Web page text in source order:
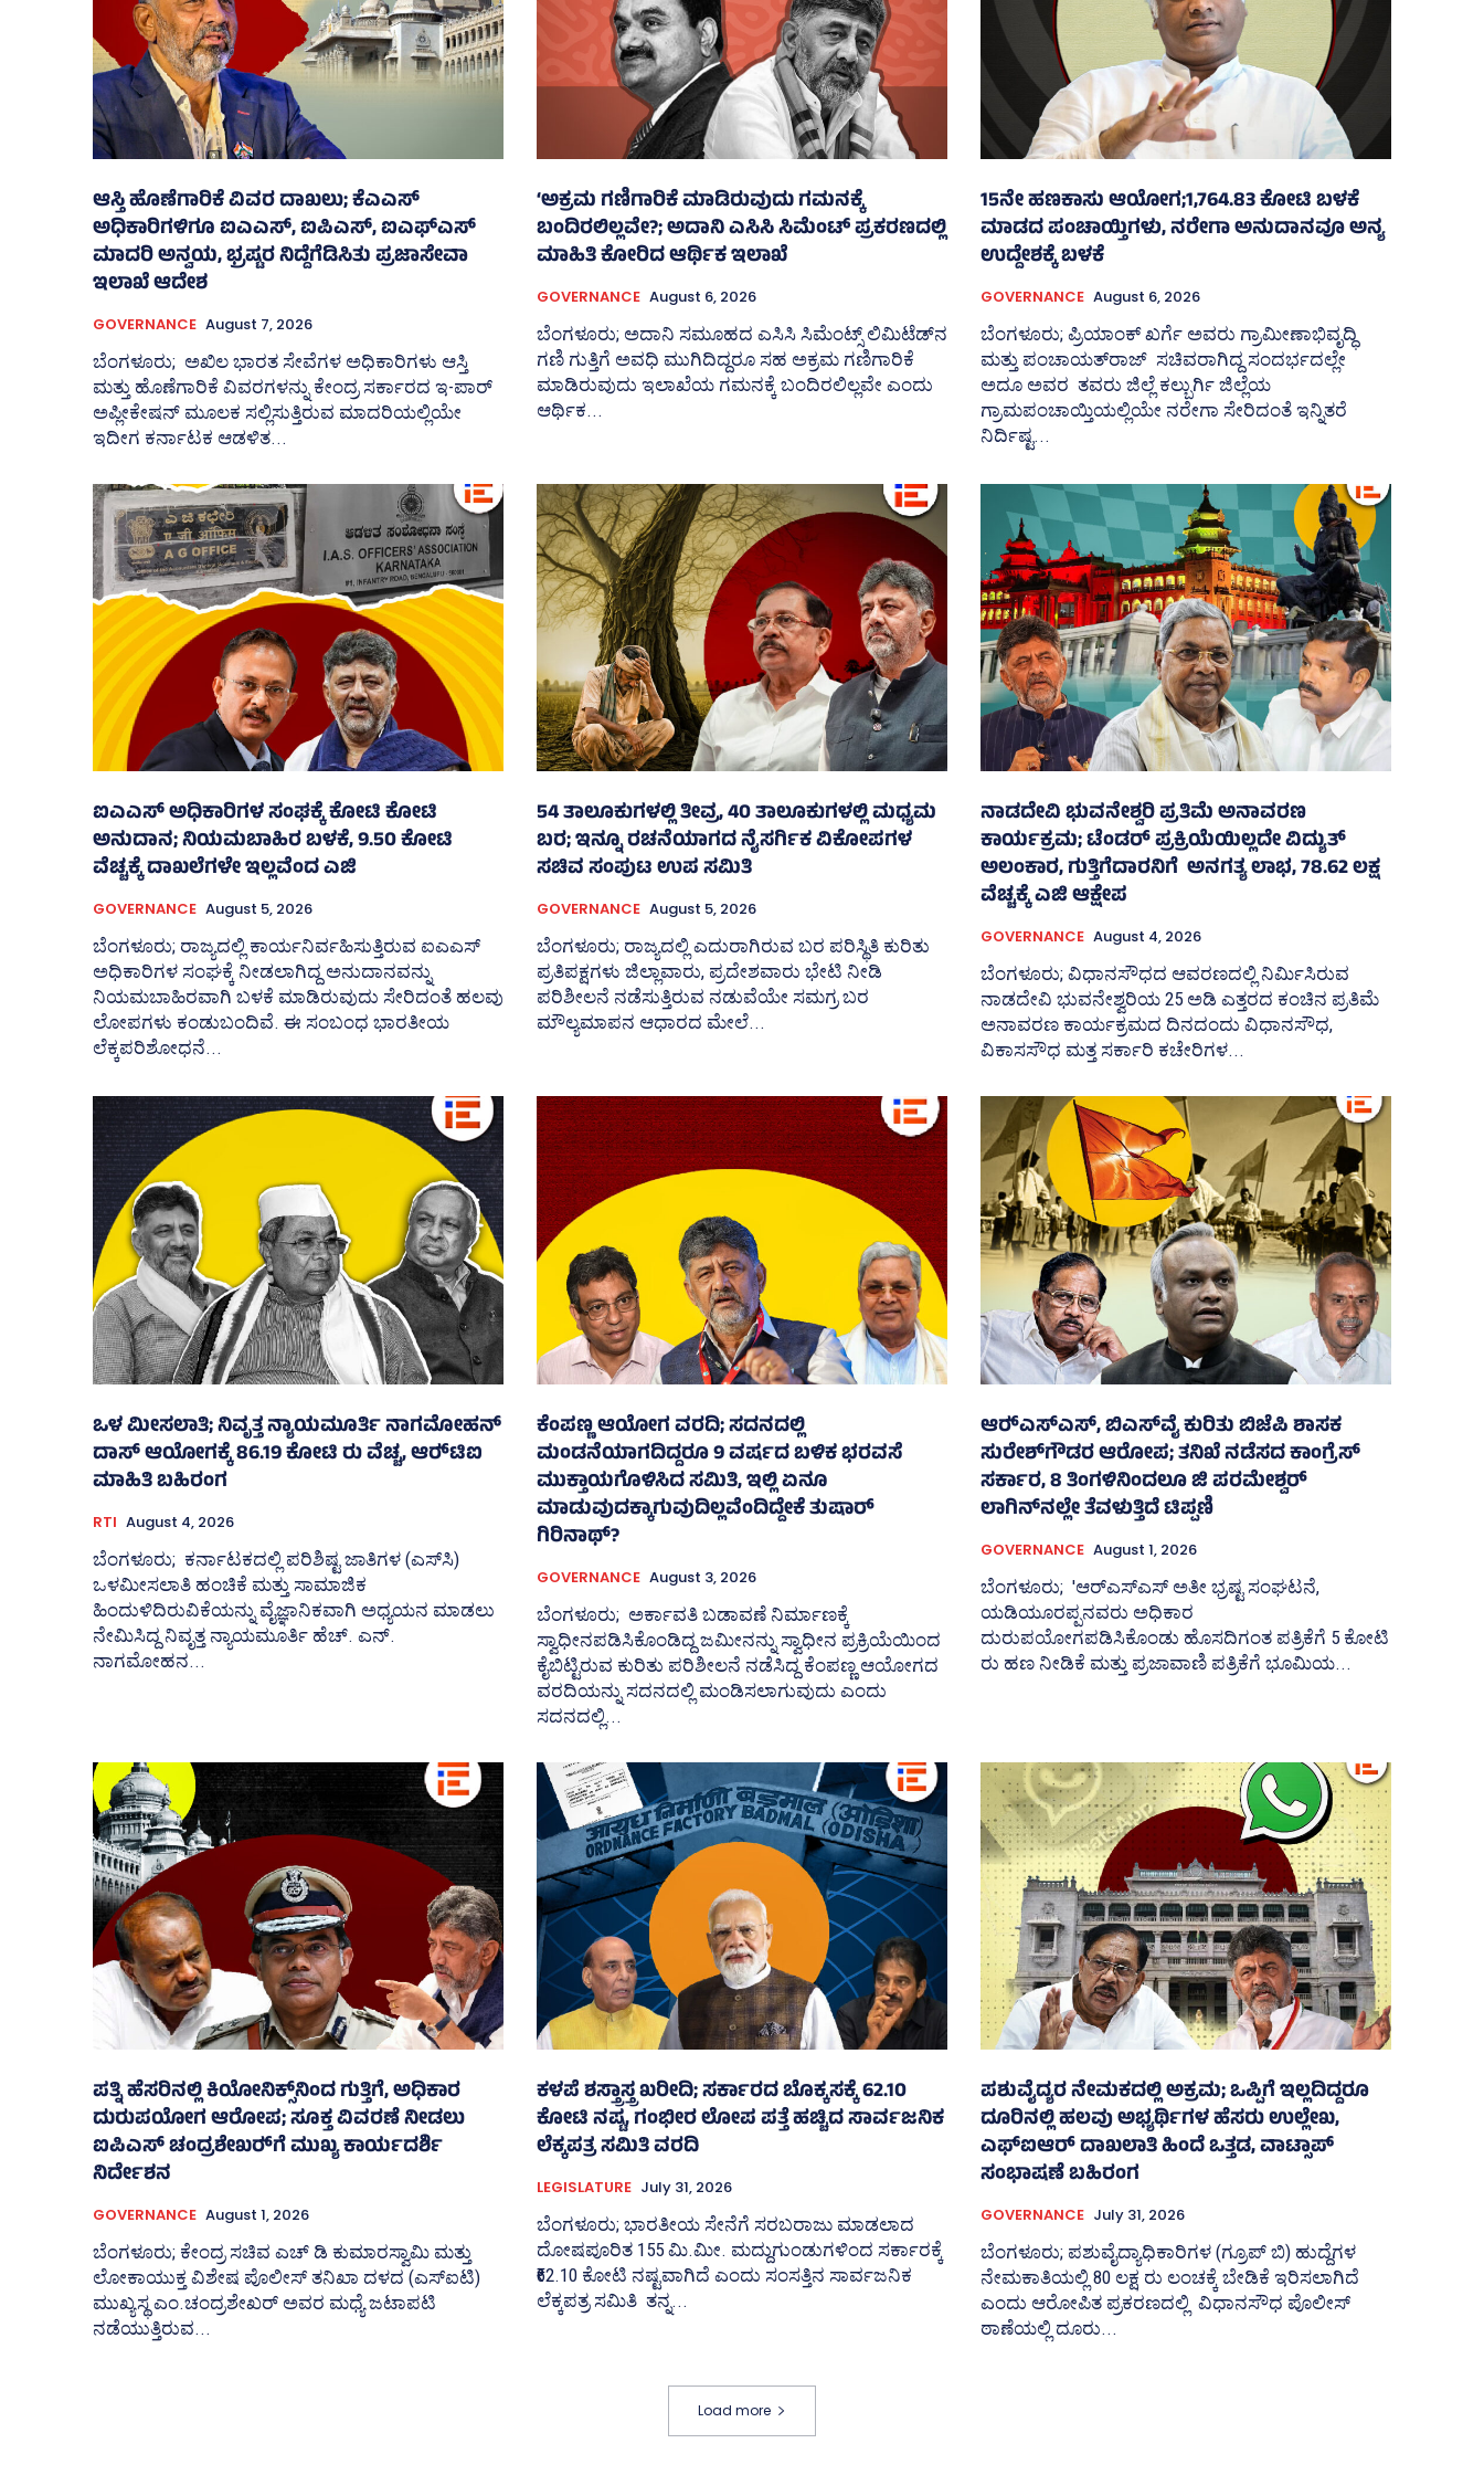
ಆಸ್ತಿ ಹೊಣೆಗಾರಿಕೆ ವಿವರ ದಾಖಲು; ಕೆಎಎಸ್
ಅಧಿಕಾರಿಗಳಿಗೂ ಐಎಎಸ್‌, ಐಪಿಎಸ್‌, ಐಎಫ್‌ಎಸ್‌
ಮಾದರಿ ಅನ್ವಯ, ಭ್ರಷ್ಟರ ನಿದ್ದೆಗೆಡಿಸಿತು ಪ್ರಜಾಸೇವಾ
ಇಲಾಖೆ ಆದೇಶ
GOVERNANCE August 7, 2026
ಬೆಂಗಳೂರು; ಅಖಿಲ ಭಾರತ ಸೇವೆಗಳ ಅಧಿಕಾರಿಗಳು ಆಸ್ತಿ
ಮತ್ತು ಹೊಣೆಗಾರಿಕೆ ವಿವರಗಳನ್ನು ಕೇಂದ್ರ ಸರ್ಕಾರದ ಇ-ಪಾರ್
ಅಪ್ಲೀಕೇಷನ್‌ ಮೂಲಕ ಸಲ್ಲಿಸುತ್ತಿರುವ ಮಾದರಿಯಲ್ಲಿಯೇ
ಇದೀಗ ಕರ್ನಾಟಕ ಆಡಳಿತ...
‘ಅಕ್ರಮ ಗಣಿಗಾರಿಕೆ ಮಾಡಿರುವುದು ಗಮನಕ್ಕೆ
ಬಂದಿರಲಿಲ್ಲವೇ?; ಅದಾನಿ ಎಸಿಸಿ ಸಿಮೆಂಟ್ ಪ್ರಕರಣದಲ್ಲಿ
ಮಾಹಿತಿ ಕೋರಿದ ಆರ್ಥಿಕ ಇಲಾಖೆ
GOVERNANCE August 6, 2026
ಬೆಂಗಳೂರು; ಅದಾನಿ ಸಮೂಹದ ಎಸಿಸಿ ಸಿಮೆಂಟ್ಸ್‌ ಲಿಮಿಟೆಡ್‌ನ
ಗಣಿ ಗುತ್ತಿಗೆ ಅವಧಿ ಮುಗಿದಿದ್ದರೂ ಸಹ ಅಕ್ರಮ ಗಣಿಗಾರಿಕೆ
ಮಾಡಿರುವುದು ಇಲಾಖೆಯ ಗಮನಕ್ಕೆ ಬಂದಿರಲಿಲ್ಲವೇ ಎಂದು
ಆರ್ಥಿಕ...
15ನೇ ಹಣಕಾಸು ಆಯೋಗ;1,764.83 ಕೋಟಿ ಬಳಕೆ
ಮಾಡದ ಪಂಚಾಯ್ತಿಗಳು, ನರೇಗಾ ಅನುದಾನವೂ ಅನ್ಯ
ಉದ್ದೇಶಕ್ಕೆ ಬಳಕೆ
GOVERNANCE August 6, 2026
ಬೆಂಗಳೂರು; ಪ್ರಿಯಾಂಕ್‌ ಖರ್ಗೆ ಅವರು ಗ್ರಾಮೀಣಾಭಿವೃದ್ಧಿ
ಮತ್ತು ಪಂಚಾಯತ್‌ರಾಜ್‌ ಸಚಿವರಾಗಿದ್ದ ಸಂದರ್ಭದಲ್ಲೇ
ಅದೂ ಅವರ ತವರು ಜಿಲ್ಲೆ ಕಲ್ಬುರ್ಗಿ ಜಿಲ್ಲೆಯ
ಗ್ರಾಮಪಂಚಾಯ್ತಿಯಲ್ಲಿಯೇ ನರೇಗಾ ಸೇರಿದಂತೆ ಇನ್ನಿತರೆ
ನಿರ್ದಿಷ್ಟ...
ಐಎಎಸ್‌ ಅಧಿಕಾರಿಗಳ ಸಂಘಕ್ಕೆ ಕೋಟಿ ಕೋಟಿ
ಅನುದಾನ; ನಿಯಮಬಾಹಿರ ಬಳಕೆ, 9.50 ಕೋಟಿ
ವೆಚ್ಚಕ್ಕೆ ದಾಖಲೆಗಳೇ ಇಲ್ಲವೆಂದ ಎಜಿ
GOVERNANCE August 5, 2026
ಬೆಂಗಳೂರು; ರಾಜ್ಯದಲ್ಲಿ ಕಾರ್ಯನಿರ್ವಹಿಸುತ್ತಿರುವ ಐಎಎಸ್‌
ಅಧಿಕಾರಿಗಳ ಸಂಘಕ್ಕೆ ನೀಡಲಾಗಿದ್ದ ಅನುದಾನವನ್ನು
ನಿಯಮಬಾಹಿರವಾಗಿ ಬಳಕೆ ಮಾಡಿರುವುದು ಸೇರಿದಂತೆ ಹಲವು
ಲೋಪಗಳು ಕಂಡುಬಂದಿವೆ. ಈ ಸಂಬಂಧ ಭಾರತೀಯ
ಲೆಕ್ಕಪರಿಶೋಧನೆ...
54 ತಾಲೂಕುಗಳಲ್ಲಿ ತೀವ್ರ, 40 ತಾಲೂಕುಗಳಲ್ಲಿ ಮಧ್ಯಮ
ಬರ; ಇನ್ನೂ ರಚನೆಯಾಗದ ನೈಸರ್ಗಿಕ ವಿಕೋಪಗಳ
ಸಚಿವ ಸಂಪುಟ ಉಪ ಸಮಿತಿ
GOVERNANCE August 5, 2026
ಬೆಂಗಳೂರು; ರಾಜ್ಯದಲ್ಲಿ ಎದುರಾಗಿರುವ ಬರ ಪರಿಸ್ಥಿತಿ ಕುರಿತು
ಪ್ರತಿಪಕ್ಷಗಳು ಜಿಲ್ಲಾವಾರು, ಪ್ರದೇಶವಾರು ಭೇಟಿ ನೀಡಿ
ಪರಿಶೀಲನೆ ನಡೆಸುತ್ತಿರುವ ನಡುವೆಯೇ ಸಮಗ್ರ ಬರ
ಮೌಲ್ಯಮಾಪನ ಆಧಾರದ ಮೇಲೆ...
ನಾಡದೇವಿ ಭುವನೇಶ್ವರಿ ಪ್ರತಿಮೆ ಅನಾವರಣ
ಕಾರ್ಯಕ್ರಮ; ಟೆಂಡರ್ ಪ್ರಕ್ರಿಯೆಯಿಲ್ಲದೇ ವಿದ್ಯುತ್‌
ಅಲಂಕಾರ, ಗುತ್ತಿಗೆದಾರನಿಗೆ ಅನಗತ್ಯ ಲಾಭ, 78.62 ಲಕ್ಷ
ವೆಚ್ಚಕ್ಕೆ ಎಜಿ ಆಕ್ಷೇಪ
GOVERNANCE August 4, 2026
ಬೆಂಗಳೂರು; ವಿಧಾನಸೌಧದ ಆವರಣದಲ್ಲಿ ನಿರ್ಮಿಸಿರುವ
ನಾಡದೇವಿ ಭುವನೇಶ್ವರಿಯ 25 ಅಡಿ ಎತ್ತರದ ಕಂಚಿನ ಪ್ರತಿಮೆ
ಅನಾವರಣ ಕಾರ್ಯಕ್ರಮದ ದಿನದಂದು ವಿಧಾನಸೌಧ,
ವಿಕಾಸಸೌಧ ಮತ್ತ ಸರ್ಕಾರಿ ಕಚೇರಿಗಳ...
ಒಳ ಮೀಸಲಾತಿ; ನಿವೃತ್ತ ನ್ಯಾಯಮೂರ್ತಿ ನಾಗಮೋಹನ್
ದಾಸ್ ಆಯೋಗಕ್ಕೆ 86.19 ಕೋಟಿ ರು ವೆಚ್ಚ, ಆರ್‍‌ಟಿಐ
ಮಾಹಿತಿ ಬಹಿರಂಗ
RTI August 4, 2026
ಬೆಂಗಳೂರು; ಕರ್ನಾಟಕದಲ್ಲಿ ಪರಿಶಿಷ್ಟ ಜಾತಿಗಳ (ಎಸ್‌ಸಿ)
ಒಳಮೀಸಲಾತಿ ಹಂಚಿಕೆ ಮತ್ತು ಸಾಮಾಜಿಕ
ಹಿಂದುಳಿದಿರುವಿಕೆಯನ್ನು ವೈಜ್ಞಾನಿಕವಾಗಿ ಅಧ್ಯಯನ ಮಾಡಲು
ನೇಮಿಸಿದ್ದ ನಿವೃತ್ತ ನ್ಯಾಯಮೂರ್ತಿ ಹೆಚ್. ಎನ್.
ನಾಗಮೋಹನ...
ಕೆಂಪಣ್ಣ ಆಯೋಗ ವರದಿ; ಸದನದಲ್ಲಿ
ಮಂಡನೆಯಾಗದಿದ್ದರೂ 9 ವರ್ಷದ ಬಳಿಕ ಭರವಸೆ
ಮುಕ್ತಾಯಗೊಳಿಸಿದ ಸಮಿತಿ, ಇಲ್ಲಿ ಏನೂ
ಮಾಡುವುದಕ್ಕಾಗುವುದಿಲ್ಲವೆಂದಿದ್ದೇಕೆ ತುಷಾರ್
ಗಿರಿನಾಥ್?
GOVERNANCE August 3, 2026
ಬೆಂಗಳೂರು; ಅರ್ಕಾವತಿ ಬಡಾವಣೆ ನಿರ್ಮಾಣಕ್ಕೆ
ಸ್ವಾಧೀನಪಡಿಸಿಕೊಂಡಿದ್ದ ಜಮೀನನ್ನು ಸ್ವಾಧೀನ ಪ್ರಕ್ರಿಯೆಯಿಂದ
ಕೈಬಿಟ್ಟಿರುವ ಕುರಿತು ಪರಿಶೀಲನೆ ನಡೆಸಿದ್ದ ಕೆಂಪಣ್ಣ ಆಯೋಗದ
ವರದಿಯನ್ನು ಸದನದಲ್ಲಿ ಮಂಡಿಸಲಾಗುವುದು ಎಂದು
ಸದನದಲ್ಲಿ...
ಆರ್‍‌ಎಸ್‌ಎಸ್‌, ಬಿಎಸ್‌ವೈ ಕುರಿತು ಬಿಜೆಪಿ ಶಾಸಕ
ಸುರೇಶ್‌ಗೌಡರ ಆರೋಪ; ತನಿಖೆ ನಡೆಸದ ಕಾಂಗ್ರೆಸ್‌
ಸರ್ಕಾರ, 8 ತಿಂಗಳಿನಿಂದಲೂ ಜಿ ಪರಮೇಶ್ವರ್
ಲಾಗಿನ್‌ನಲ್ಲೇ ತೆವಳುತ್ತಿದೆ ಟಿಪ್ಪಣಿ
GOVERNANCE August 1, 2026
ಬೆಂಗಳೂರು; 'ಆರ್‍‌ಎಸ್‌ಎಸ್‌ ಅತೀ ಭ್ರಷ್ಟ ಸಂಘಟನೆ,
ಯಡಿಯೂರಪ್ಪನವರು ಅಧಿಕಾರ
ದುರುಪಯೋಗಪಡಿಸಿಕೊಂಡು ಹೊಸದಿಗಂತ ಪತ್ರಿಕೆಗೆ 5 ಕೋಟಿ
ರು ಹಣ ನೀಡಿಕೆ ಮತ್ತು ಪ್ರಜಾವಾಣಿ ಪತ್ರಿಕೆಗೆ ಭೂಮಿಯ...
ಪತ್ನಿ ಹೆಸರಿನಲ್ಲಿ ಕಿಯೋನಿಕ್ಸ್‌ನಿಂದ ಗುತ್ತಿಗೆ, ಅಧಿಕಾರ
ದುರುಪಯೋಗ ಆರೋಪ; ಸೂಕ್ತ ವಿವರಣೆ ನೀಡಲು
ಐಪಿಎಸ್‌ ಚಂದ್ರಶೇಖರ್‍‌ಗೆ ಮುಖ್ಯ ಕಾರ್ಯದರ್ಶಿ
ನಿರ್ದೇಶನ
GOVERNANCE August 1, 2026
ಬೆಂಗಳೂರು; ಕೇಂದ್ರ ಸಚಿವ ಎಚ್‌ ಡಿ ಕುಮಾರಸ್ವಾಮಿ ಮತ್ತು
ಲೋಕಾಯುಕ್ತ ವಿಶೇಷ ಪೊಲೀಸ್‌ ತನಿಖಾ ದಳದ (ಎಸ್‌ಐಟಿ)
ಮುಖ್ಯಸ್ಥ ಎಂ.ಚಂದ್ರಶೇಖರ್‌ ಅವರ ಮಧ್ಯೆ ಜಟಾಪಟಿ
ನಡೆಯುತ್ತಿರುವ...
ಕಳಪೆ ಶಸ್ತ್ರಾಸ್ತ್ರ ಖರೀದಿ; ಸರ್ಕಾರದ ಬೊಕ್ಕಸಕ್ಕೆ 62.10
ಕೋಟಿ ನಷ್ಟ, ಗಂಭೀರ ಲೋಪ ಪತ್ತೆ ಹಚ್ಚಿದ ಸಾರ್ವಜನಿಕ
ಲೆಕ್ಕಪತ್ರ ಸಮಿತಿ ವರದಿ
LEGISLATURE July 31, 2026
ಬೆಂಗಳೂರು; ಭಾರತೀಯ ಸೇನೆಗೆ ಸರಬರಾಜು ಮಾಡಲಾದ
ದೋಷಪೂರಿತ 155 ಮಿ.ಮೀ. ಮದ್ದುಗುಂಡುಗಳಿಂದ ಸರ್ಕಾರಕ್ಕೆ
₹62.10 ಕೋಟಿ ನಷ್ಟವಾಗಿದೆ ಎಂದು ಸಂಸತ್ತಿನ ಸಾರ್ವಜನಿಕ
ಲೆಕ್ಕಪತ್ರ ಸಮಿತಿ ತನ್ನ...
ಪಶುವೈದ್ಯರ ನೇಮಕದಲ್ಲಿ ಅಕ್ರಮ; ಒಪ್ಪಿಗೆ ಇಲ್ಲದಿದ್ದರೂ
ದೂರಿನಲ್ಲಿ ಹಲವು ಅಭ್ಯರ್ಥಿಗಳ ಹೆಸರು ಉಲ್ಲೇಖ,
ಎಫ್‌ಐಆರ್ ದಾಖಲಾತಿ ಹಿಂದೆ ಒತ್ತಡ, ವಾಟ್ಸಾಪ್‌
ಸಂಭಾಷಣೆ ಬಹಿರಂಗ
GOVERNANCE July 31, 2026
ಬೆಂಗಳೂರು; ಪಶುವೈದ್ಯಾಧಿಕಾರಿಗಳ (ಗ್ರೂಪ್ ಬಿ) ಹುದ್ದೆಗಳ
ನೇಮಕಾತಿಯಲ್ಲಿ 80 ಲಕ್ಷ ರು ಲಂಚಕ್ಕೆ ಬೇಡಿಕೆ ಇರಿಸಲಾಗಿದೆ
ಎಂದು ಆರೋಪಿತ ಪ್ರಕರಣದಲ್ಲಿ ವಿಧಾನಸೌಧ ಪೊಲೀಸ್‌
ಠಾಣೆಯಲ್ಲಿ ದೂರು...
Load more